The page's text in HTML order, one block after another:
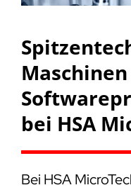
bei HSA
Bei HSA